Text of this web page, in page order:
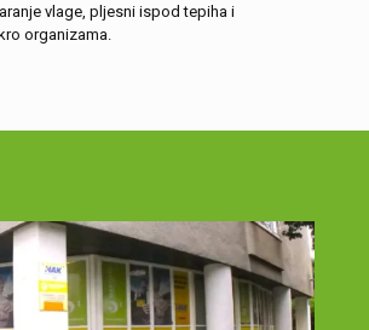
vlage, pljesni ispod tepiha i
organizama.